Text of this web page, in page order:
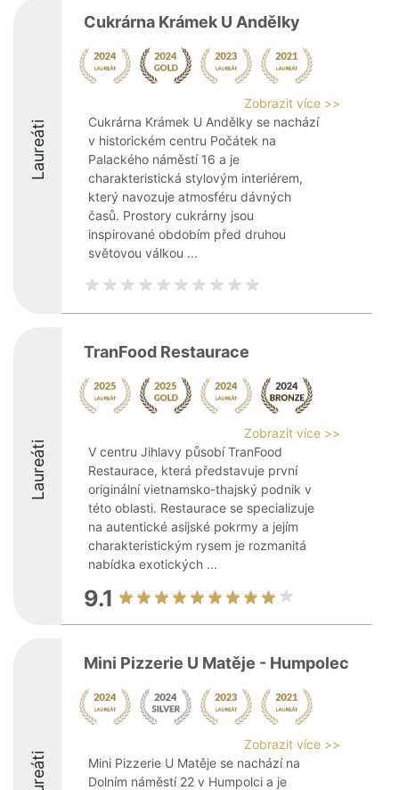
Laureáti
Cukrárna Krámek U Andělky
Zobrazit více >>
Cukrárna Krámek U Andělky se nachází
v historickém centru Počátek na
Palackého náměstí 16 a je
charakteristická stylovým interiérem,
který navozuje atmosféru dávných
časů. Prostory cukrárny jsou
inspirované obdobím před druhou
světovou válkou ...
Laureáti
TranFood Restaurace
Zobrazit více >>
V centru Jihlavy působí TranFood
Restaurace, která představuje první
originální vietnamsko-thajský podnik v
této oblasti. Restaurace se specializuje
na autentické asijské pokrmy a jejím
charakteristickým rysem je rozmanitá
nabídka exotických ...
9.1
Mini Pizzerie U Matěje - Humpolec
Zobrazit více >>
Mini Pizzerie U Matěje se nachází na
Dolním náměstí 22 v Humpolci a je